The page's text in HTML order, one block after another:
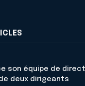
son équipe de
deux dirigeants